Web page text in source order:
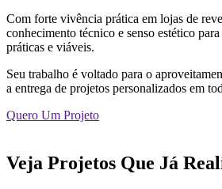
Com forte vivência prática em lojas de
conhecimento técnico e senso estético
práticas e viáveis.
Seu trabalho é voltado para o
a entrega de projetos personalizados em
Quero Um Projeto
Veja Projetos Que Já